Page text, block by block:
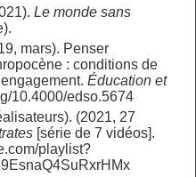
Le monde sans
mars). Penser
: conditions de
Éducation et
10.4000/edso.5674
(2021, 27
[série de 7 vidéos].
playlist?